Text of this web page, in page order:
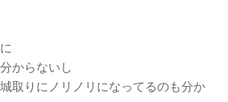
からないし
取りにノリノリになってるのも分か